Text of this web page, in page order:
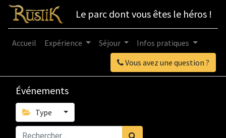
Le parc dont vous êtes le héros !
Vous avez une question ?
Accueil Expérience Séjour Infos pratiques
Événements
Type